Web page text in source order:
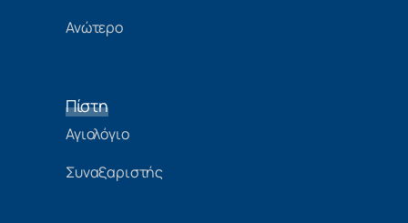
Ανώτερο
Πίστη
Αγιολόγιο
Συναξαριστής